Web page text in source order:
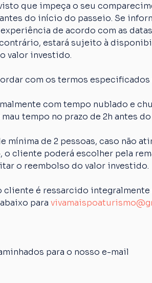
que impeça o seu
do início do passeio. Se
de acordo com as
estará sujeito à
valor investido.
com os termos especificados
com tempo nublado e
tempo no prazo de 2h antes
mínima de 2 pessoas, caso não
o cliente poderá escolher pela
o reembolso do valor investido.
cliente é ressarcido
para
para o nosso e-mail